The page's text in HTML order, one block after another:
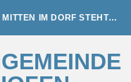
IM DORF STEHT…